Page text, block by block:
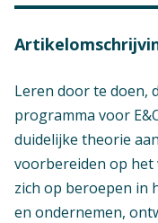
Leren door te doen,
programma voor
duidelijke theorie
voorbereiden op het
zich op beroepen in
en ondernemen,